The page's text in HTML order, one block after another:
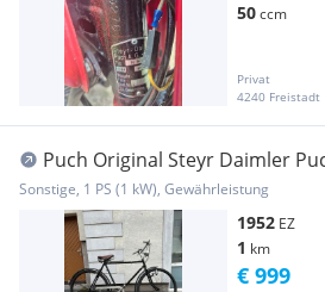
50ccm
Privat
4240 Freistadt
Puch Original Steyr Daimler
Sonstige, 1 PS (1 kW), Gewährleistung
1952 EZ
1 km
€ 999